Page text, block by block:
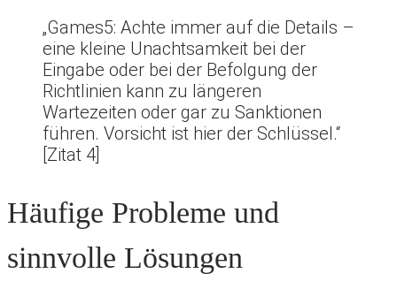
„Games5: Achte immer auf die Details –
eine kleine Unachtsamkeit bei der
Eingabe oder bei der Befolgung der
Richtlinien kann zu längeren
Wartezeiten oder gar zu Sanktionen
führen. Vorsicht ist hier der Schlüssel.“
[Zitat 4]
Häufige Probleme und
sinnvolle Lösungen